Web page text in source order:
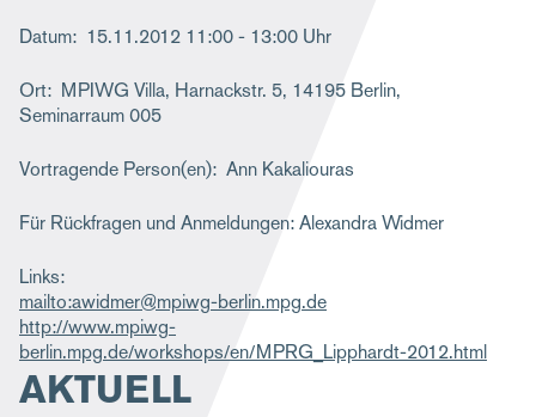
Datum 15.11.2012 11:00 - 13:00 Uhr
Ort
MPIWG Villa, Harnackstr. 5, 14195 Berlin,
Seminarraum 005
Vortragende Person(en) Ann Kakaliouras
Für Rückfragen und Anmeldungen: Alexandra Widmer
Links
mailto:awidmer@mpiwg-berlin.mpg.de
http://www.mpiwg-
berlin.mpg.de/workshops/en/MPRG_Lipphardt-2012.html
AKTUELL